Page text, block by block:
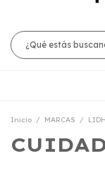
Inicio / MARCAS /